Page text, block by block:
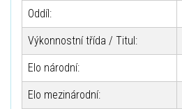
Oddíl:
Výkonnostní třída / Titul:
Elo národní:
Elo mezinárodní: